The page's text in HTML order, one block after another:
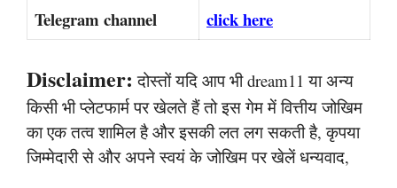
Telegram channel click here
Disclaimer: दोस्तों यदि आप भी dream11 या अन्य
किसी भी प्लेटफार्म पर खेलते हैं तो इस गेम में वित्तीय जोखिम
का एक तत्व शामिल है और इसकी लत लग सकती है, कृपया
जिम्मेदारी से और अपने स्वयं के जोखिम पर खेलें धन्यवाद,